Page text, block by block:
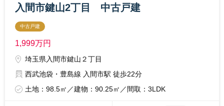
入間市鍵山2丁目 中古戸建
中古戸建
1,999万円
埼玉県入間市鍵山２丁目
西武池袋・豊島線 入間市駅 徒歩22分
土地：98.5㎡／建物：90.25㎡／間取：3LDK